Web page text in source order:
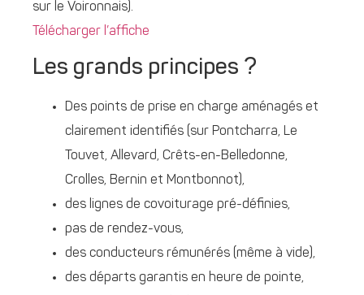
sur le Voironnais).
Télécharger l’affiche
Les grands principes ?
Des points de prise en charge aménagés et
clairement identifiés (sur Pontcharra, Le
Touvet, Allevard, Crêts-en-Belledonne,
Crolles, Bernin et Montbonnot),
des lignes de covoiturage pré-définies,
pas de rendez-vous,
des conducteurs rémunérés (même à vide),
des départs garantis en heure de pointe,